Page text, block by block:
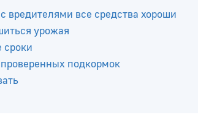
вредителями все средства хороши
урожая
сроки
подкормок